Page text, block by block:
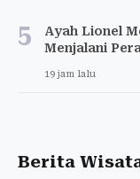
5
Ayah Lionel
Menjalani
19 jam lalu
Berita